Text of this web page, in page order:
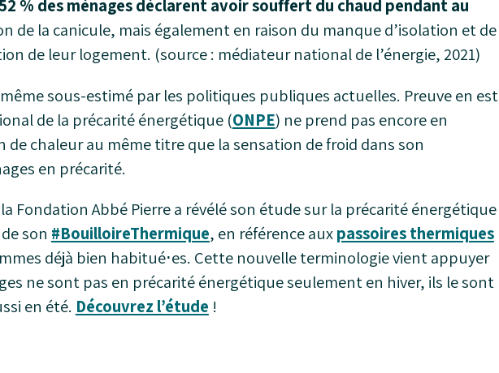
% des ménages déclarent avoir souffert du chaud pendant au
de la canicule, mais également en raison du manque d’isolation et de
de leur logement. (source : médiateur national de l’énergie, 2021)
sous-estimé par les politiques publiques actuelles. Preuve en est
de la précarité énergétique (ONPE) ne prend pas encore en
de chaleur au même titre que la sensation de froid dans son
en précarité.
Fondation Abbé Pierre a révélé son étude sur la précarité énergétique
son #BouilloireThermique, en référence auxpassoires thermiques
déjà bien habitué⋅es. Cette nouvelle terminologie vient appuyer
ne sont pas en précarité énergétique seulement en hiver, ils le sont
en été. Découvrez l’étude !